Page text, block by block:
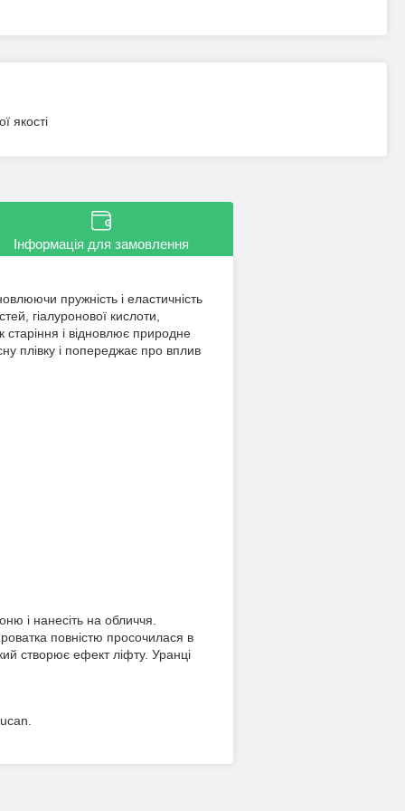
якості
Інформація для замовлення
пружність і еластичність
гіалуронової кислоти,
старіння і відновлює природне
плівку і попереджає про вплив
і нанесіть на обличчя.
повністю просочилася в
створює ефект ліфту. Уранці